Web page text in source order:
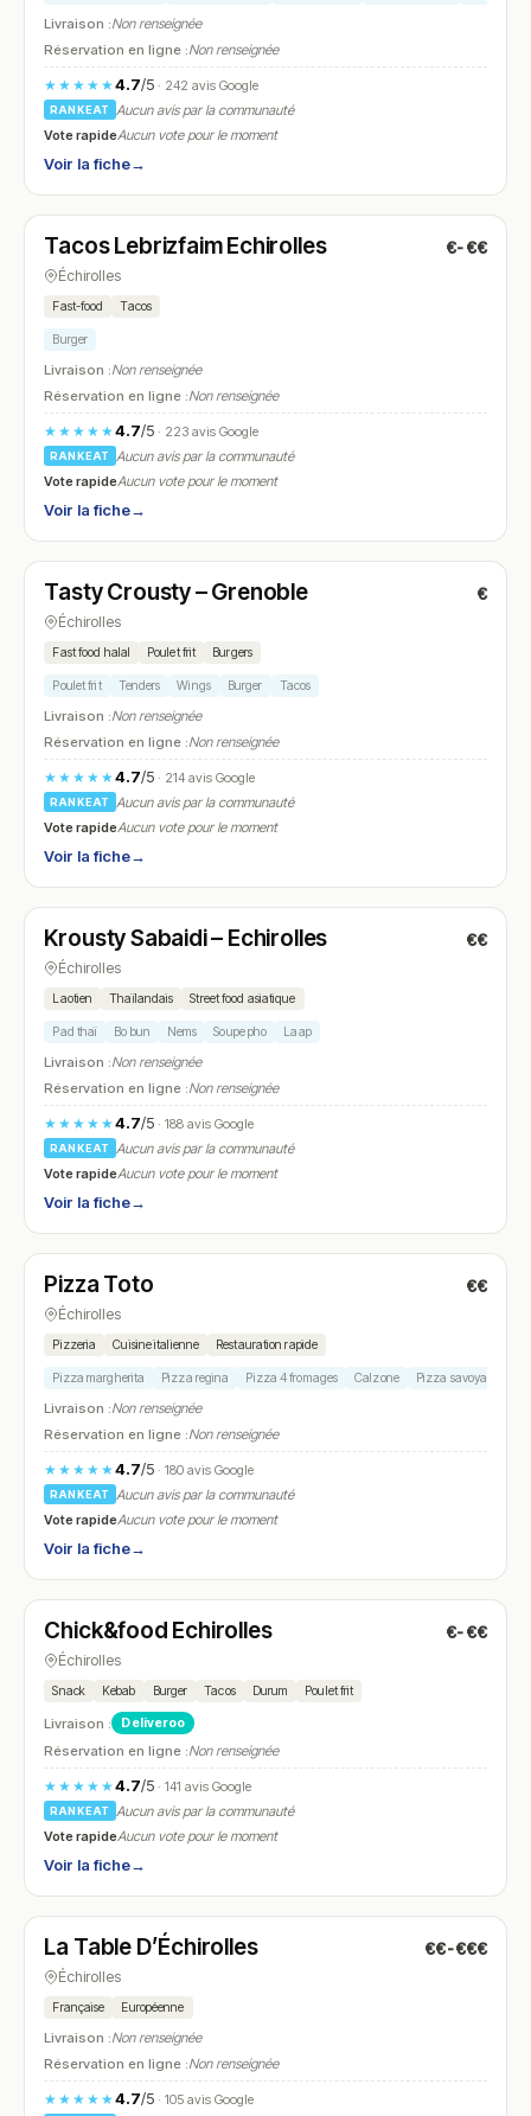
Livraison :Non renseignée
Réservation en ligne :Non renseignée
★★★★★4.7/5· 242 avis Google
RANKEAT
Aucun avis par la communauté
Vote rapideAucun vote pour le moment
Voir la fiche→
N° 23
Tacos Lebrizfaim Echirolles €-€€
Échirolles
Fast-food Tacos
Burger
Livraison :Non renseignée
Réservation en ligne :Non renseignée
★★★★★4.7/5· 223 avis Google
RANKEAT
Aucun avis par la communauté
Vote rapideAucun vote pour le moment
Voir la fiche→
N° 24
Tasty Crousty – Grenoble €
Échirolles
Fast food halal Poulet frit Burgers
Poulet frit Tenders Wings Burger Tacos
Livraison :Non renseignée
Réservation en ligne :Non renseignée
★★★★★4.7/5· 214 avis Google
RANKEAT
Aucun avis par la communauté
Vote rapideAucun vote pour le moment
Voir la fiche→
N° 25
Krousty Sabaidi – Echirolles €€
Échirolles
Laotien Thaïlandais Street food asiatique
Pad thaï Bo bun Nems Soupe pho Laap
Livraison :Non renseignée
Réservation en ligne :Non renseignée
★★★★★4.7/5· 188 avis Google
RANKEAT
Aucun avis par la communauté
Vote rapideAucun vote pour le moment
Voir la fiche→
N° 26
Pizza Toto €€
Échirolles
Pizzeria Cuisine italienne Restauration rapide
Pizza margherita Pizza regina Pizza 4 fromages Calzone Pizza savoyarde
Livraison :Non renseignée
Réservation en ligne :Non renseignée
★★★★★4.7/5· 180 avis Google
RANKEAT
Aucun avis par la communauté
Vote rapideAucun vote pour le moment
Voir la fiche→
N° 27
Chick&food Echirolles €-€€
Échirolles
Snack Kebab Burger Tacos Durum Poulet frit
Livraison : Deliveroo
Réservation en ligne :Non renseignée
★★★★★4.7/5· 141 avis Google
RANKEAT
Aucun avis par la communauté
Vote rapideAucun vote pour le moment
Voir la fiche→
N° 28
La Table D’Échirolles €€-€€€
Échirolles
Française Européenne
Livraison :Non renseignée
Réservation en ligne :Non renseignée
★★★★★4.7/5· 105 avis Google